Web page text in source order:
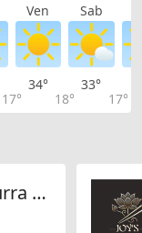
Ven Sab
17°
34°
18°
33°
17°
Calabria Food Azzurra GmbH